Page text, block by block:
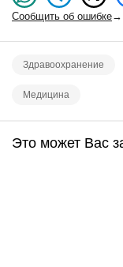
Сообщить об ошибке→
Здравоохранение
Медицина
Это может Вас